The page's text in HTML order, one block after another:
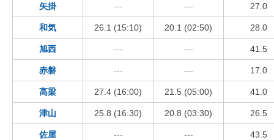
矢掛 --- --- 27.0
和気 26.1 (15:10) 20.1 (02:50) 28.0
旭西 --- --- 41.5
赤磐 --- --- 17.0
高梁 27.4 (16:00) 21.5 (05:00) 41.0
津山 25.8 (16:30) 20.8 (03:30) 26.5
佐屋 --- --- 43.5